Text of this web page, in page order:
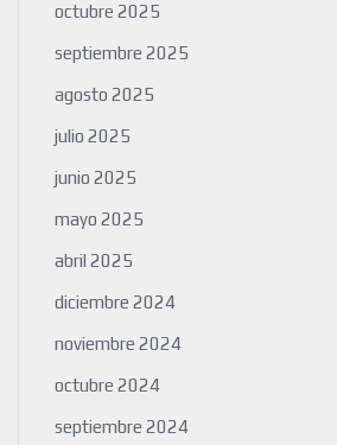
octubre 2025
septiembre 2025
agosto 2025
julio 2025
junio 2025
mayo 2025
abril 2025
diciembre 2024
noviembre 2024
octubre 2024
septiembre 2024